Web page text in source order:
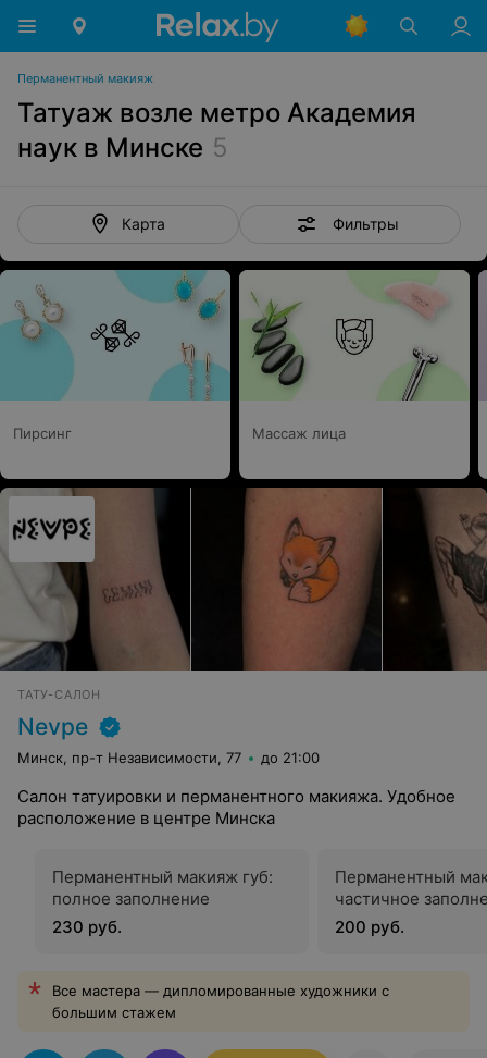
Перманентный макияж
Татуаж возле метро Академия
наук в Минске 5
Карта Фильтры
Пирсинг Массаж лица
ТАТУ-САЛОН
Nevpe
Минск, пр-т Независимости, 77 до 21:00
Салон татуировки и перманентного макияжа. Удобное
расположение в центре Минска
Перманентный макияж губ:
полное заполнение
230 руб.
Перманентный
частичное
200 руб.
Все мастера — дипломированные художники с
большим стажем